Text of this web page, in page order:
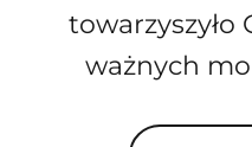
towarzyszyło
ważnych